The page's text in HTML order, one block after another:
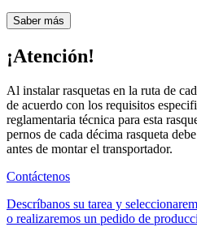
Saber más
¡Atención!
Al instalar rasquetas en la ruta de
de acuerdo con los requisitos
reglamentaria técnica para esta
pernos de cada décima rasqueta
antes de montar el transportador.
Contáctenos
Descríbanos su tarea y
o realizaremos un pedido de